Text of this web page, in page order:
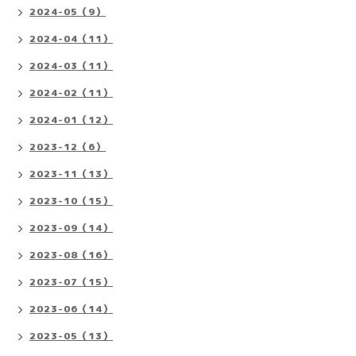
2024-05（9）
2024-04（11）
2024-03（11）
2024-02（11）
2024-01（12）
2023-12（6）
2023-11（13）
2023-10（15）
2023-09（14）
2023-08（16）
2023-07（15）
2023-06（14）
2023-05（13）